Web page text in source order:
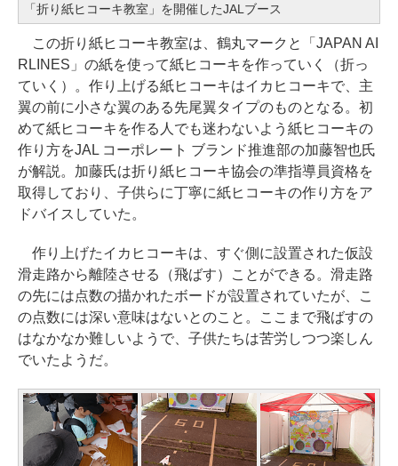
「折り紙ヒコーキ教室」を開催したJALブース
この折り紙ヒコーキ教室は、鶴丸マークと「JAPAN AI
RLINES」の紙を使って紙ヒコーキを作っていく（折っ
ていく）。作り上げる紙ヒコーキはイカヒコーキで、主
翼の前に小さな翼のある先尾翼タイプのものとなる。初
めて紙ヒコーキを作る人でも迷わないよう紙ヒコーキの
作り方をJAL コーポレート ブランド推進部の加藤智也氏
が解説。加藤氏は折り紙ヒコーキ協会の準指導員資格を
取得しており、子供らに丁寧に紙ヒコーキの作り方をア
ドバイスしていた。
作り上げたイカヒコーキは、すぐ側に設置された仮設
滑走路から離陸させる（飛ばす）ことができる。滑走路
の先には点数の描かれたボードが設置されていたが、こ
の点数には深い意味はないとのこと。ここまで飛ばすの
はなかなか難しいようで、子供たちは苦労しつつ楽しん
でいたようだ。